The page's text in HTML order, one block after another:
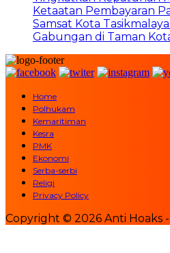
Ketaatan Pembayaran
Samsat Kota
Gabungan di Taman
Home
Polhukam
Kemaritiman
Kesra
PMK
Ekonomi
Serba-serbi
Religi
Privacy Policy
Copyright © 2026 Anti Hoaks